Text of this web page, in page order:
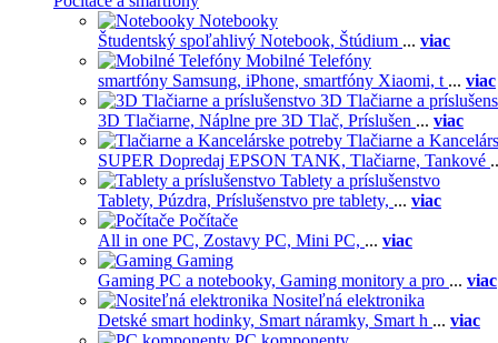
Notebooky
Študentský spoľahlivý Notebook, Štúdium ... viac
Mobilné Telefóny
smartfóny Samsung, iPhone, smartfóny Xiaomi, t ... viac
3D Tlačiarne a
3D Tlačiarne, Náplne pre 3D Tlač, Príslušen ... viac
Tlačiarne a
SUPER Dopredaj EPSON TANK, Tlačiarne, Tankové
Tablety a príslušenstvo
Tablety, Púzdra, Príslušenstvo pre tablety, ... viac
Počítače
All in one PC, Zostavy PC, Mini PC, ... viac
Gaming
Gaming PC a notebooky, Gaming monitory a pro ... viac
Nositeľná elektronika
Detské smart hodinky, Smart náramky, Smart h ... viac